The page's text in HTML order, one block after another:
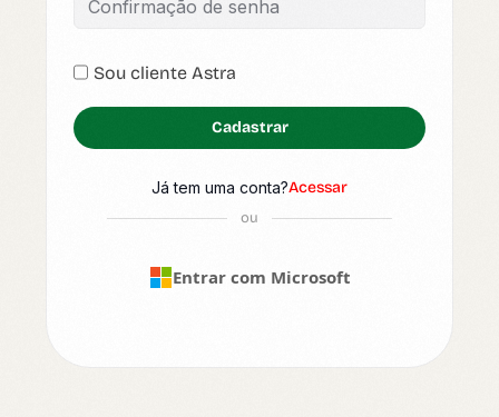
Sou cliente Astra
Cadastrar
Já tem uma conta?Acessar
ou
Entrar com Microsoft